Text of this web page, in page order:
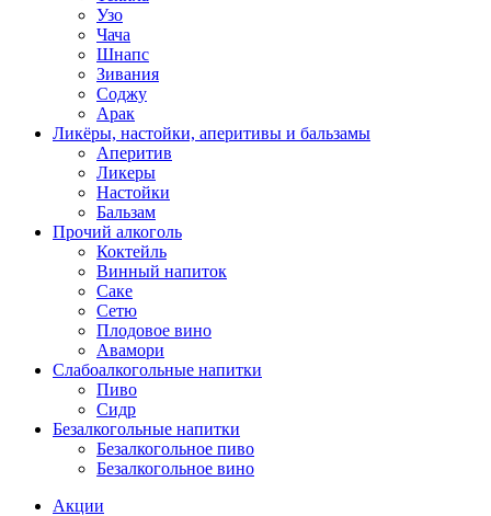
Узо
Чача
Шнапс
Зивания
Соджу
Арак
Ликёры, настойки, аперитивы и бальзамы
Аперитив
Ликеры
Настойки
Бальзам
Прочий алкоголь
Коктейль
Винный напиток
Саке
Сетю
Плодовое вино
Авамори
Слабоалкогольные напитки
Пиво
Сидр
Безалкогольные напитки
Безалкогольное пиво
Безалкогольное вино
Акции